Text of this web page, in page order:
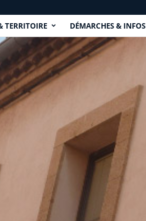
TERRITOIRE DÉMARCHES & INFOS